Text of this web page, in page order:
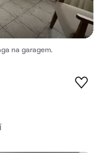
na garagem.